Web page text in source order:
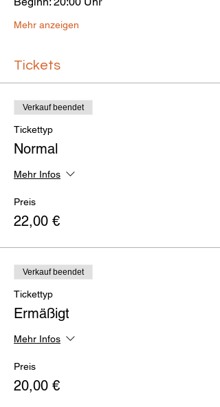
Mehr anzeigen
Tickets
Verkauf beendet
Tickettyp
Normal
Mehr Infos
Preis
22,00 €
Verkauf beendet
Tickettyp
Ermäßigt
Mehr Infos
Preis
20,00 €